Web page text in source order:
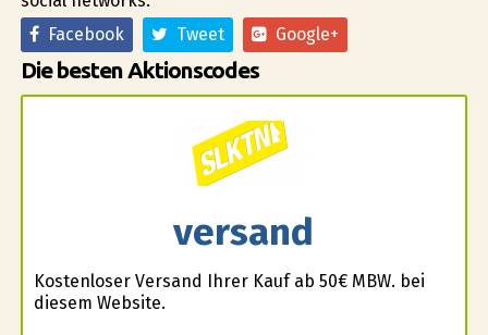
Facebook
Tweet Google+
Die besten Aktionscodes
versand
Kostenloser Versand Ihrer Kauf ab 50€ MBW. bei
diesem Website.